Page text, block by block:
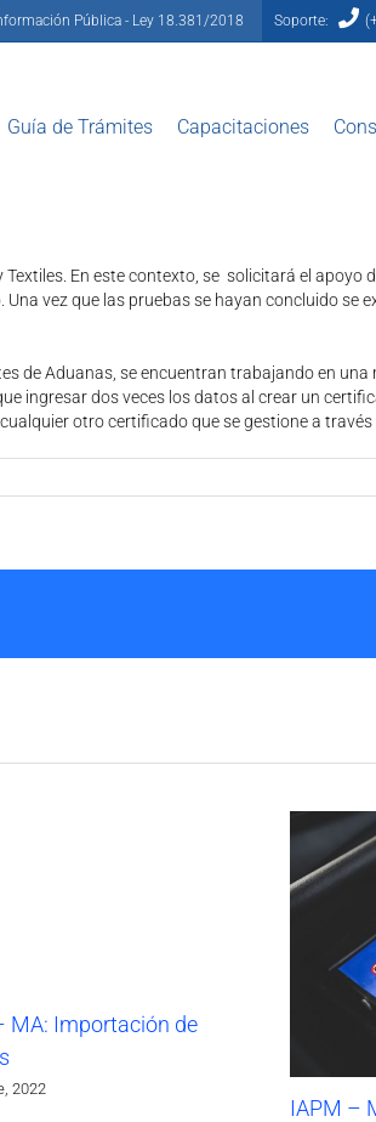
Pública - Ley 18.381/2018 Soporte:
Guía de Trámites Capacitaciones
En este contexto, se solicitará el apoyo
vez que las pruebas se hayan concluido se
de Aduanas, se encuentran trabajando en
ingresar dos veces los datos al crear un
otro certificado que se gestione a través
MA: Importación de
2022
IAPM –